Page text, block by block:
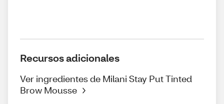
Recursos adicionales
Ver ingredientes de Milani Stay Put Tinted
Brow Mousse